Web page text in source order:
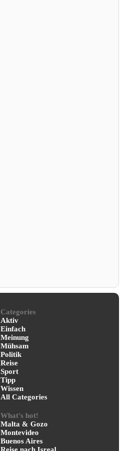
Categories
Aktiv
Einfach
Meinung
Mühsam
Politik
Reise
Sport
Tipp
Wissen
All Categories
What's hot!
Malta & Gozo
Montevideo
Buenos Aires